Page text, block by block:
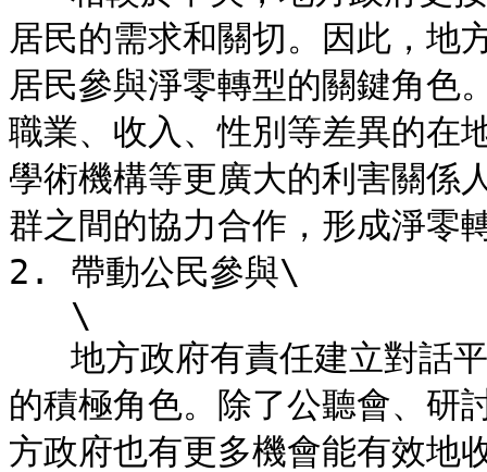
居民的需求和關切。因此，地
居民參與淨零轉型的關鍵角色
職業、收入、性別等差異的在
學術機構等更廣大的利害關係
群之間的協力合作，形成淨零
2. 帶動公民參與\
的積極角色。除了公聽會、研
方政府也有更多機會能有效地